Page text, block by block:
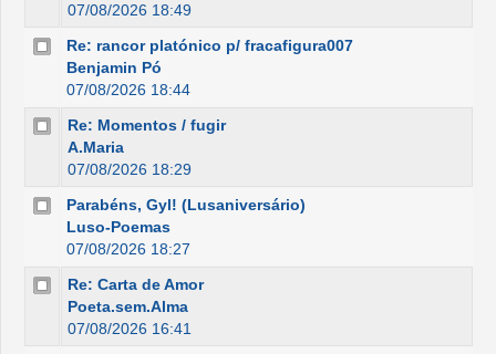
07/08/2026 18:49
Re: rancor platónico p/ fracafigura007
Benjamin Pó
07/08/2026 18:44
Re: Momentos / fugir
A.Maria
07/08/2026 18:29
Parabéns, Gyl! (Lusaniversário)
Luso-Poemas
07/08/2026 18:27
Re: Carta de Amor
Poeta.sem.Alma
07/08/2026 16:41